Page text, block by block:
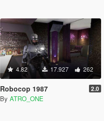
4.82 17.927 262
Robocop 1987 2.0
By ATRO_ONE